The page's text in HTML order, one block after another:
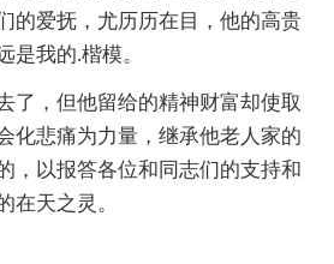
的爱抚，尤历历在目，他的高贵
是我的.楷模。
了，但他留给的精神财富却使取
化悲痛为力量，继承他老人家的
，以报答各位和同志们的支持和
在天之灵。